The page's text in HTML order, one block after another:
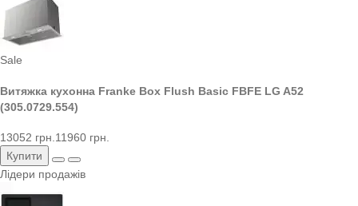
Sale
Витяжка кухонна Franke Box Flush Basic FBFE LG A52
(305.0729.554)
13052 грн.11960 грн.
Купити
Лідери продажів